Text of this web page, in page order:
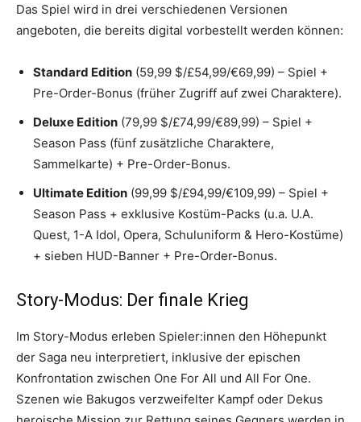
Das Spiel wird in drei verschiedenen Versionen
angeboten, die bereits digital vorbestellt werden können:
Standard Edition (59,99 $/£54,99/€69,99) – Spiel +
Pre-Order-Bonus (früher Zugriff auf zwei Charaktere).
Deluxe Edition (79,99 $/£74,99/€89,99) – Spiel +
Season Pass (fünf zusätzliche Charaktere,
Sammelkarte) + Pre-Order-Bonus.
Ultimate Edition (99,99 $/£94,99/€109,99) – Spiel +
Season Pass + exklusive Kostüm-Packs (u.a. U.A.
Quest, 1-A Idol, Opera, Schuluniform & Hero-Kostüme)
+ sieben HUD-Banner + Pre-Order-Bonus.
Story-Modus: Der finale Krieg
Im Story-Modus erleben Spieler:innen den Höhepunkt
der Saga neu interpretiert, inklusive der epischen
Konfrontation zwischen One For All und All For One.
Szenen wie Bakugos verzweifelter Kampf oder Dekus